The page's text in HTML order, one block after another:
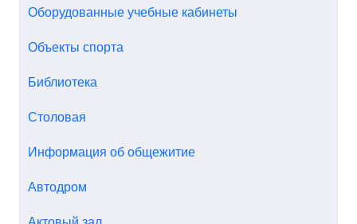
Оборудованные учебные кабинеты
Объекты спорта
Библиотека
Столовая
Информация об общежитие
Автодром